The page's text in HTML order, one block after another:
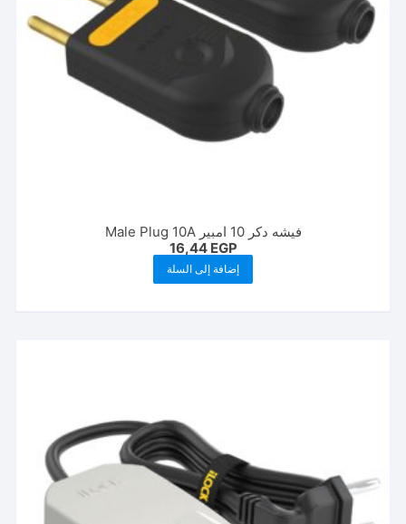
فيشه دكر 10 امبير Male Plug 10A
16,44 EGP
إضافة إلى السلة